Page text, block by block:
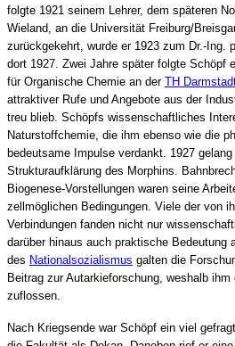
folgte 1921 seinem Lehrer, dem späteren
Wieland, an die Universität Freiburg/
zurückgekehrt, wurde er 1923 zum Dr.-Ing.
dort 1927. Zwei Jahre später folgte Schöpf
für Organische Chemie an der TH
attraktiver Rufe und Angebote aus der
treu blieb. Schöpfs wissenschaftliches
Naturstoffchemie, die ihm ebenso wie die
bedeutsame Impulse verdankt. 1927
Strukturaufklärung des Morphins.
Biogenese-Vorstellungen waren seine
zellmöglichen Bedingungen. Viele der von
Verbindungen fanden nicht nur
darüber hinaus auch praktische Bedeutung
des Nationalsozialismus galten die
Beitrag zur Autarkieforschung, weshalb
zuflossen.
Nach Kriegsende war Schöpf ein viel